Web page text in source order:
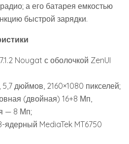
а его батарея емкостью
быстрой зарядки.
Nougat с оболочкой ZenUI
5,7 дюймов, 2160×1080 пикселей;
(двойная) 16+8 Мп,
— 8 Мп;
ядерный MediaTek MT6750